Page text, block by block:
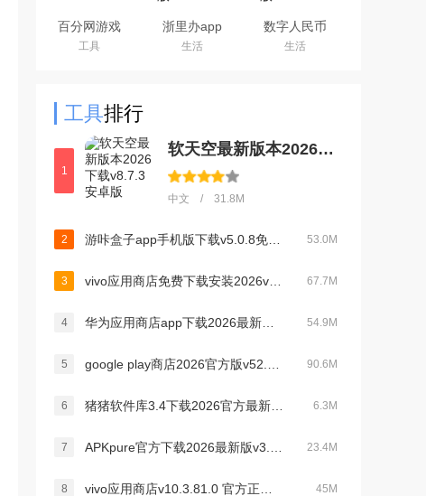
百分网游戏
盒子下载
2026新版
工具
浙里办app
官方下载
2026手机版
生活
数字人民币
试点版官方
app安卓版
生活
工具排行
1
软天空最新版本2026下载v8.7.3 安卓版
中文 / 31.8M
2 53.0M
3 67.7M
4 54.9M
5 90.6M
6 6.3M
7 23.4M
8 45M